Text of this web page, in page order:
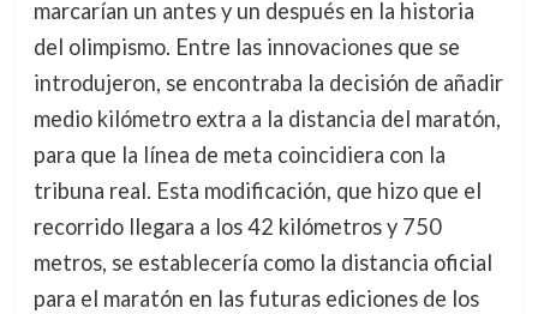
marcarían un antes y un después en la historia
del olimpismo. Entre las innovaciones que se
introdujeron, se encontraba la decisión de añadir
medio kilómetro extra a la distancia del maratón,
para que la línea de meta coincidiera con la
tribuna real. Esta modificación, que hizo que el
recorrido llegara a los 42 kilómetros y 750
metros, se establecería como la distancia oficial
para el maratón en las futuras ediciones de los